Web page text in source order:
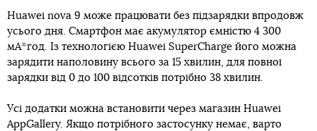
Huawei nova 9 може працювати без підзарядки впродовж
усього дня. Смартфон має акумулятор ємністю 4 300
мА*год. Із технологією Huawei SuperCharge його можна
зарядити наполовину всього за 15 хвилин, для повної
зарядки від 0 до 100 відсотків потрібно 38 хвилин.
Усі додатки можна встановити через магазин Huawei
AppGallery. Якщо потрібного застосунку немає, варто